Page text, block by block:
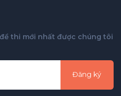
thi mới nhất được chúng tôi
Đăng ký